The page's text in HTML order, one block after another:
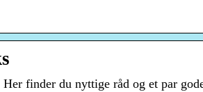
finder du nyttige råd og et par